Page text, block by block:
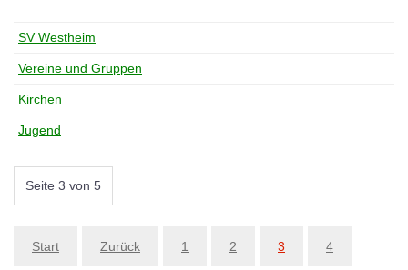
SV Westheim
Vereine und Gruppen
Kirchen
Jugend
Seite 3 von 5
Start Zurück 1 2 3 4